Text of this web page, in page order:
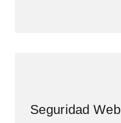
Seguridad Web